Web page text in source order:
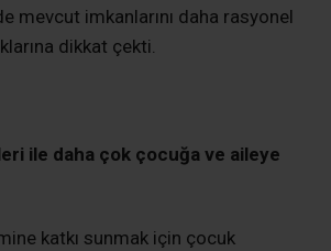
mevcut imkanlarını daha rasyonel
dikkat çekti.
ile daha çok çocuğa ve aileye
katkı sunmak için çocuk